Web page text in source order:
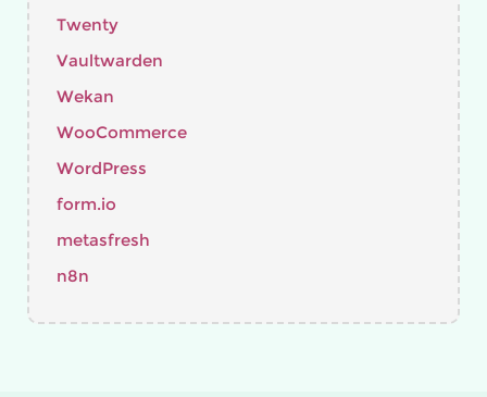
Twenty
Vaultwarden
Wekan
WooCommerce
WordPress
form.io
metasfresh
n8n